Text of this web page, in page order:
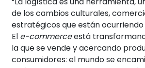
de los cambios culturales,
estratégicos que están ocurriendo
El e-commerceestá
la que se vende y acercando
consumidores: el mundo se